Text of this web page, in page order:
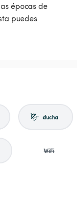
épocas de
puedes
ducha
WiFi